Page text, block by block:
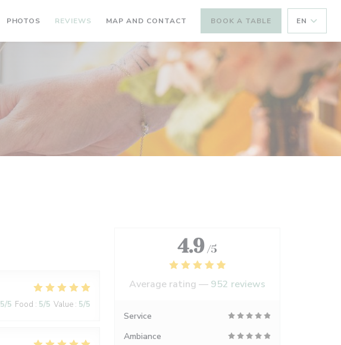
PHOTOS REVIEWS MAP AND CONTACT BOOK A TABLE EN
5/5 Food : 5/5 Value : 5/5
4.9 /5
Average rating — 952 reviews
Service
Ambiance